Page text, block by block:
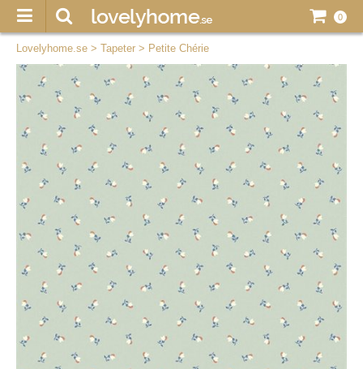
0
Lovelyhome.se > Tapeter > Petite Chérie